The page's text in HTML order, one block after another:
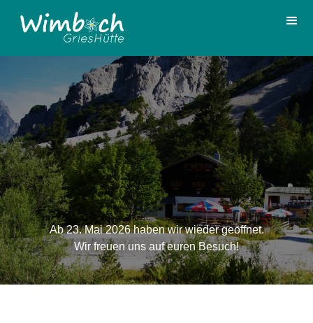
Ab 23. Mai 2026 haben wir wieder geöffnet.
Wir freuen uns auf euren Besuch!